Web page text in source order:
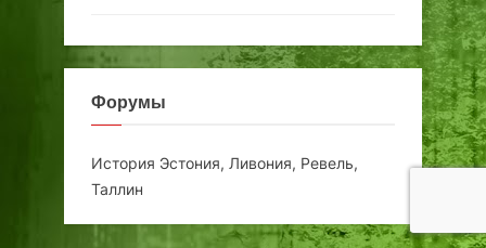
Форумы
История Эстония, Ливония, Ревель,
Таллин